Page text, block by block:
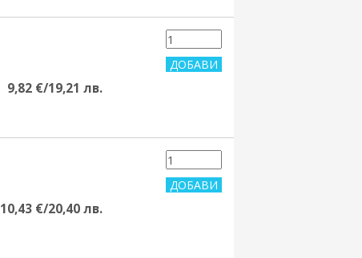
9,82 €/19,21 лв.
10,43 €/20,40 лв.